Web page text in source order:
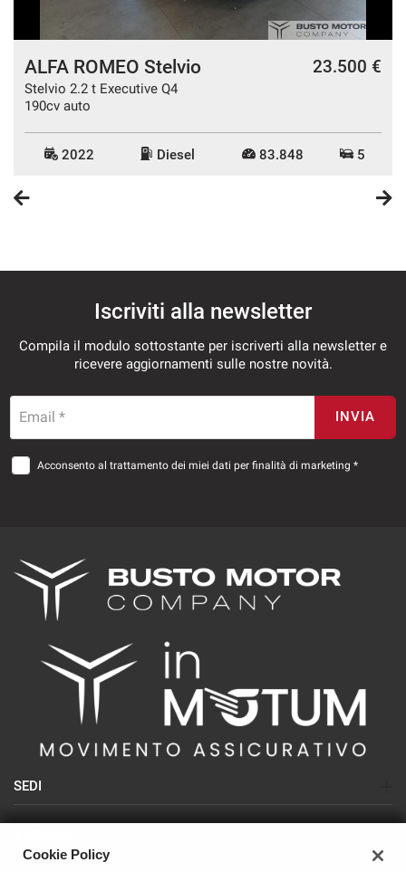
ALFA ROMEO Stelvio
Stelvio 2.2 t Executive Q4
190cv auto
23.500 €
2022 Diesel 83.848 5
Iscriviti alla newsletter
Compila il modulo sottostante per iscriverti alla newsletter e
ricevere aggiornamenti sulle nostre novità.
Email * INVIA
Acconsento al trattamento dei miei dati per finalità di marketing *
SEDI
Sede di Olgiate Olona (USATO)
Cookie Policy